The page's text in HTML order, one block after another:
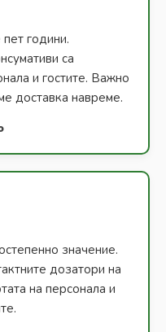
години.
са
и гостите. Важно
доставка навреме.
значение.
дозатори на
на персонала и